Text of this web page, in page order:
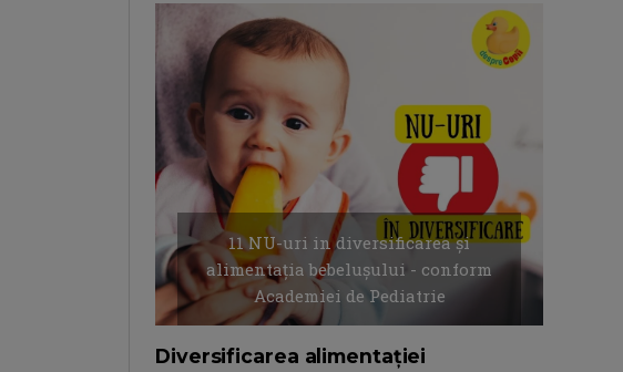
11 NU-uri in diversificarea și
alimentația bebelușului - conform
Academiei de Pediatrie
Diversificarea alimentației